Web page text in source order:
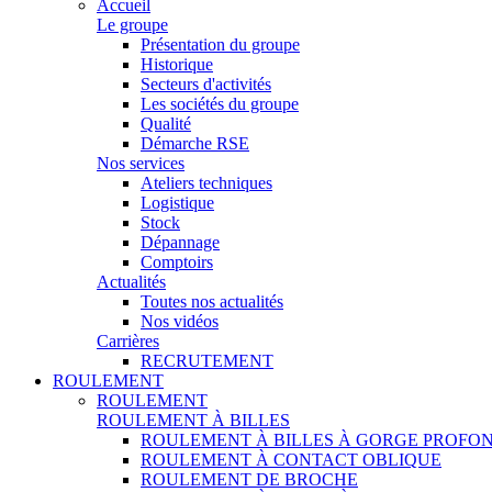
Accueil
Le groupe
Présentation du groupe
Historique
Secteurs d'activités
Les sociétés du groupe
Qualité
Démarche RSE
Nos services
Ateliers techniques
Logistique
Stock
Dépannage
Comptoirs
Actualités
Toutes nos actualités
Nos vidéos
Carrières
RECRUTEMENT
ROULEMENT
ROULEMENT
ROULEMENT À BILLES
ROULEMENT À BILLES À GORGE
ROULEMENT À CONTACT OBLIQUE
ROULEMENT DE BROCHE